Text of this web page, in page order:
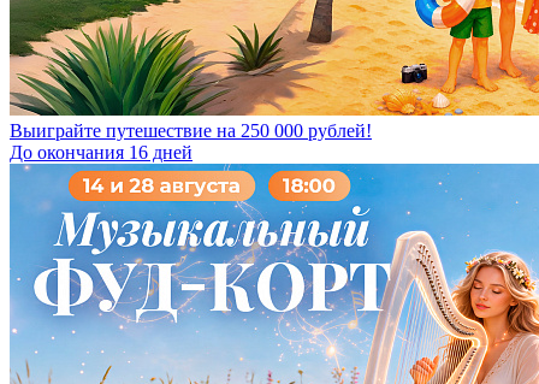
Выиграйте путешествие на 250 000 рублей!
До окончания 16 дней